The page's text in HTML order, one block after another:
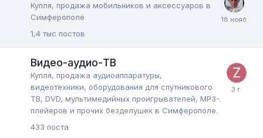
Купля, продажа мобильников и аксессуаров в
Симферополе
1,4 тыс постов
Видео-аудио-ТВ
Купля, продажа аудиоаппаратуры,
видеотехники, оборудования для спутникового
ТВ, DVD, мультимедийных проигрывателей, MP3-
плейеров и прочих безделушек в Симферополе.
433 поста